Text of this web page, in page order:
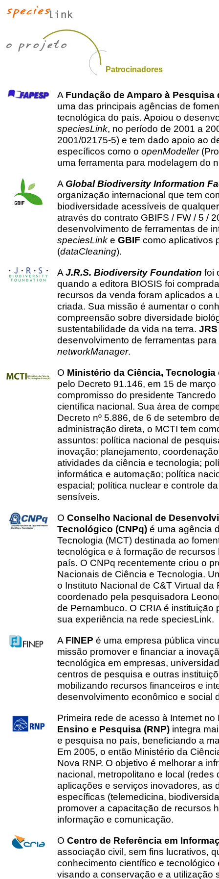
Patrocinadores
A Fundação de Amparo à Pesquisa
uma das principais agências de
tecnológica do país. Apoiou o
speciesLink, no período de 2001 a
2001/02175-5) e tem dado apoio ao
específicos como o openModeller
uma ferramenta para modelagem do
A Global Biodiversity Information
organização internacional que tem
biodiversidade acessíveis de
através do contrato GBIFS / FW / 5 /
desenvolvimento de ferramentas de
speciesLink e GBIF como aplicativos
(dataCleaning).
A J.R.S. Biodiversity Foundation foi
quando a editora BIOSIS foi
recursos da venda foram aplicados a
criada. Sua missão é aumentar o
compreensão sobre diversidade
sustentabilidade da vida na terra. JRS
desenvolvimento de ferramentas
networkManager.
O Ministério da Ciência, Tecnologia
pelo Decreto 91.146, em 15 de
compromisso do presidente
científica nacional. Sua área de
Decreto nº 5.886, de 6 de setembro
administração direta, o MCTI tem
assuntos: política nacional de
inovação; planejamento,
atividades da ciência e tecnologia;
informática e automação; política
espacial; política nuclear e controle
sensíveis.
O Conselho Nacional de
Tecnológico (CNPq) é uma agência
Tecnologia (MCT) destinada ao
tecnológica e à formação de
país. O CNPq recentemente criou o
Nacionais de Ciência e Tecnologia.
o Instituto Nacional de C&T Virtual da
coordenado pela pesquisadora
de Pernambuco. O CRIA é instituição
sua experiência na rede speciesLink.
A FINEP é uma empresa pública
missão promover e financiar a
tecnológica em empresas,
centros de pesquisa e outras
mobilizando recursos financeiros e
desenvolvimento econômico e social
Primeira rede de acesso à Internet
Ensino e Pesquisa (RNP) integra
e pesquisa no país, beneficiando a
Em 2005, o então Ministério da
Nova RNP. O objetivo é melhorar a
nacional, metropolitano e local (redes
aplicações e serviços inovadores, as
específicas (telemedicina,
promover a capacitação de recursos
informação e comunicação.
O Centro de Referência em
associação civil, sem fins lucrativos,
conhecimento científico e
visando a conservação e a utilização